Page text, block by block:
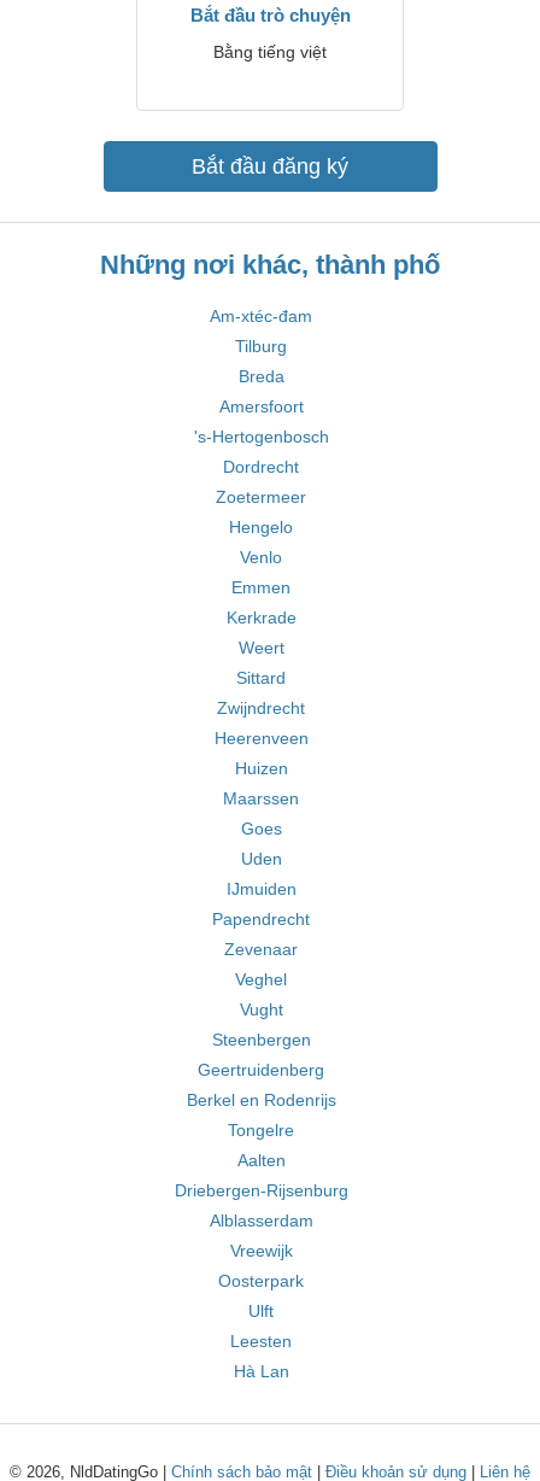
Bắt đầu trò chuyện
Bằng tiếng việt
Bắt đầu đăng ký
Những nơi khác, thành phố
Am-xtéc-đam
Tilburg
Breda
Amersfoort
's-Hertogenbosch
Dordrecht
Zoetermeer
Hengelo
Venlo
Emmen
Kerkrade
Weert
Sittard
Zwijndrecht
Heerenveen
Huizen
Maarssen
Goes
Uden
IJmuiden
Papendrecht
Zevenaar
Veghel
Vught
Steenbergen
Geertruidenberg
Berkel en Rodenrijs
Tongelre
Aalten
Driebergen-Rijsenburg
Alblasserdam
Vreewijk
Oosterpark
Ulft
Leesten
Hà Lan
© 2026, NldDatingGo | Chính sách bảo mật Điều khoản sử dụng Liên hệ